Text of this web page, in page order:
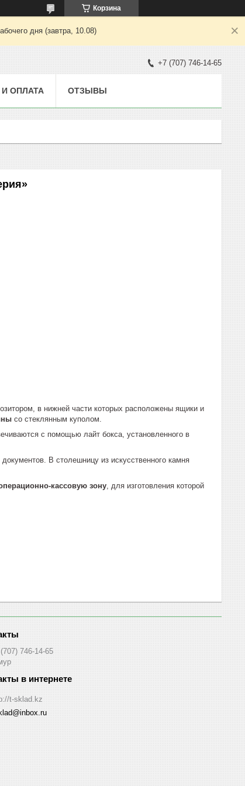
Корзина
дня (завтра, 10.08)
+7 (707) 746-14-65
ОПЛАТА ОТЗЫВЫ
в нижней части которых расположены ящики и
со стеклянным куполом.
с помощью лайт бокса, установленного в
В столешницу из искусственного камня
кассовую зону , для изготовления которой
746-14-65
t-sklad.kz